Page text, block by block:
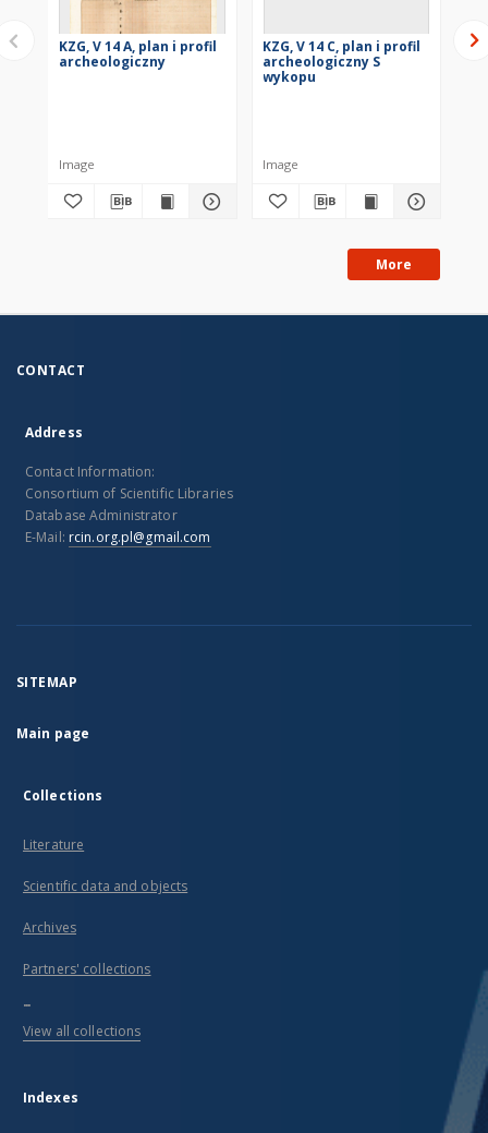
KZG, V 14 A, plan i profil
archeologiczny
Image
KZG, V 14 C, plan i profil
archeologiczny S
wykopu
Image
More
CONTACT
Address
Contact Information:
Consortium of Scientific Libraries
Database Administrator
E-Mail: rcin.org.pl@gmail.com
SITEMAP
Main page
Collections
Literature
Scientific data and objects
Archives
Partners' collections
...
View all collections
Indexes